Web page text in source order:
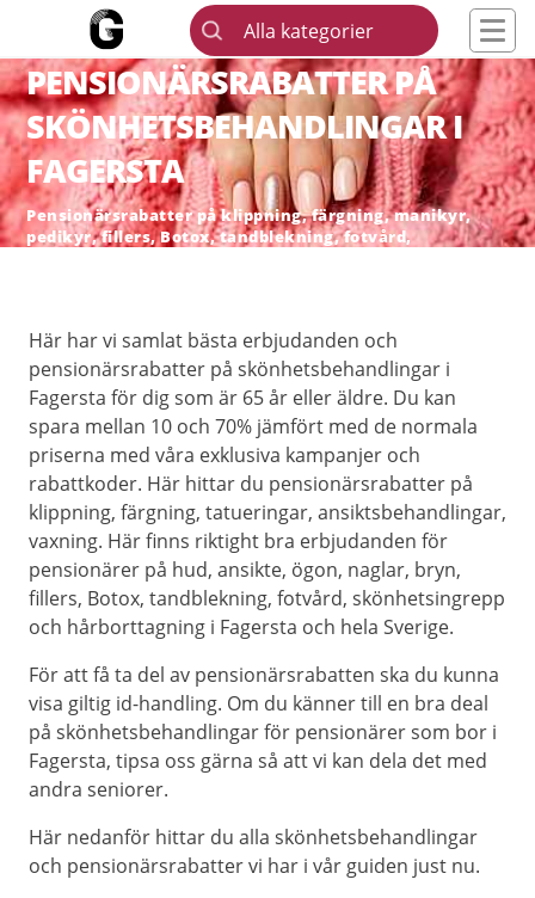
Alla kategorier
PENSIONÄRSRABATTER PÅ
SKÖNHETSBEHANDLINGAR I
FAGERSTA
Pensionärsrabatter på klippning, färgning, manikyr,
pedikyr, fillers, Botox, tandblekning, fotvård,
Här har vi samlat bästa erbjudanden och
pensionärsrabatter på skönhetsbehandlingar i
Fagersta för dig som är 65 år eller äldre. Du kan
spara mellan 10 och 70% jämfört med de normala
priserna med våra exklusiva kampanjer och
rabattkoder. Här hittar du pensionärsrabatter på
klippning, färgning, tatueringar, ansiktsbehandlingar,
vaxning. Här finns riktight bra erbjudanden för
pensionärer på hud, ansikte, ögon, naglar, bryn,
fillers, Botox, tandblekning, fotvård, skönhetsingrepp
och hårborttagning i Fagersta och hela Sverige.
För att få ta del av pensionärsrabatten ska du kunna
visa giltig id-handling. Om du känner till en bra deal
på skönhetsbehandlingar för pensionärer som bor i
Fagersta, tipsa oss gärna så att vi kan dela det med
andra seniorer.
Här nedanför hittar du alla skönhetsbehandlingar
och pensionärsrabatter vi har i vår guiden just nu.